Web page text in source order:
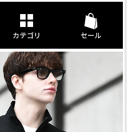
カテゴリ セール